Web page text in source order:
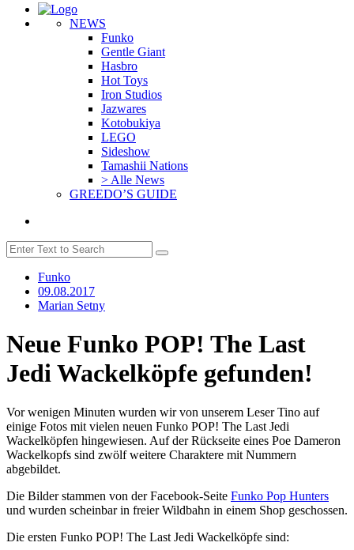
NEWS
Funko
Gentle Giant
Hasbro
Hot Toys
Iron Studios
Jazwares
Kotobukiya
LEGO
Sideshow
Tamashii Nations
> Alle News
GREEDO’S GUIDE
Funko
09.08.2017
Marian Setny
Neue Funko POP! The Last
Jedi Wackelköpfe gefunden!
Vor wenigen Minuten wurden wir von unserem Leser Tino auf
einige Fotos mit vielen neuen Funko POP! The Last Jedi
Wackelköpfen hingewiesen. Auf der Rückseite eines Poe Dameron
Wackelkopfs sind zwölf weitere Charaktere mit Nummern
abgebildet.
Die Bilder stammen von der Facebook-Seite Funko Pop Hunters
und wurden scheinbar in freier Wildbahn in einem Shop geschossen.
Die ersten Funko POP! The Last Jedi Wackelköpfe sind: